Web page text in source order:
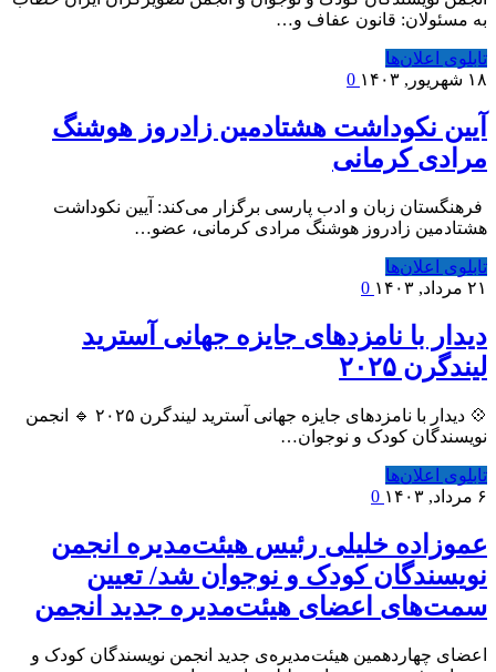
به مسئولان: قانون عفاف و…
تابلوی اعلان‌ها
۱۸ شهریور, ۱۴۰۳
آیین نکوداشت هشتادمین زادروز هوشنگ
مرادی کرمانی
فرهنگستان زبان و ادب پارسی برگزار می‌کند: آیین نکوداشت
هشتادمین زادروز هوشنگ مرادی کرمانی، عضو…
تابلوی اعلان‌ها
۲۱ مرداد, ۱۴۰۳
دیدار با نامزدهای جایزه جهانی آسترید
لیندگرن ۲۰۲۵
💠 دیدار با نامزدهای جایزه جهانی آسترید لیندگرن ۲۰۲۵ 🔹 انجمن
نویسندگان کودک و نوجوان…
تابلوی اعلان‌ها
۶ مرداد, ۱۴۰۳
عموزاده خلیلی رئیس هیئت‌مدیره انجمن
نویسندگان کودک و نوجوان شد/ تعیین
سمت‌های اعضای هیئت‌مدیره جدید انجمن
اعضای چهاردهمین هیئت‌مدیره‌ی جدید انجمن نویسندگان کودک و